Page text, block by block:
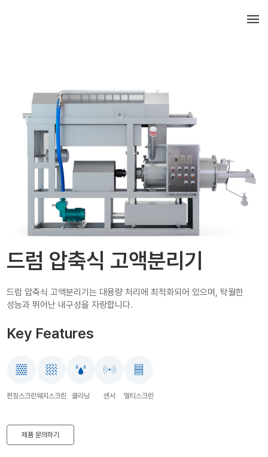
드럼 압축식 고액분리기
드럼 압축식 고액분리기는 대용량 처리에 최적화되어 있으며, 탁월한
성능과 뛰어난 내구성을 자랑합니다.
Key Features
펀칭스크린웨지스크린 클리닝 센서 멀티스크린
제품 문의하기